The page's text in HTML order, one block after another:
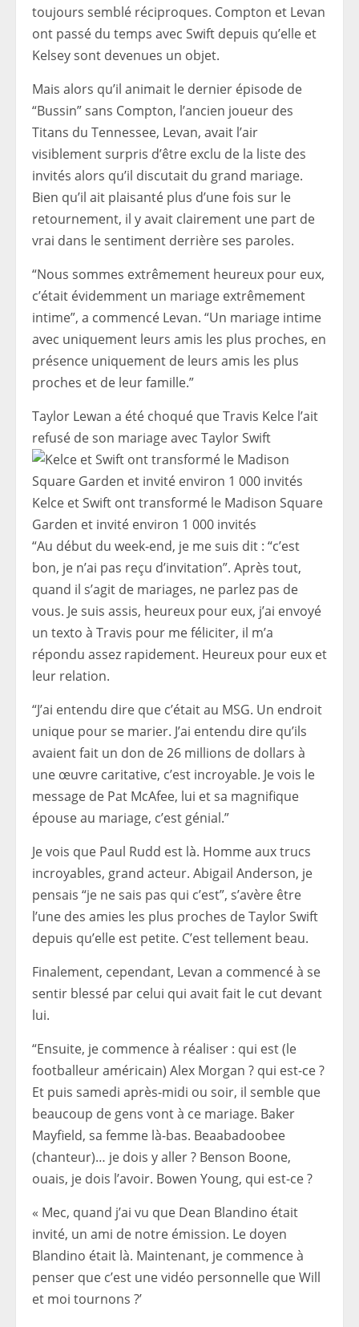
toujours semblé réciproques. Compton et Levan
ont passé du temps avec Swift depuis qu’elle et
Kelsey sont devenues un objet.
Mais alors qu’il animait le dernier épisode de
“Bussin” sans Compton, l’ancien joueur des
Titans du Tennessee, Levan, avait l’air
visiblement surpris d’être exclu de la liste des
invités alors qu’il discutait du grand mariage.
Bien qu’il ait plaisanté plus d’une fois sur le
retournement, il y avait clairement une part de
vrai dans le sentiment derrière ses paroles.
“Nous sommes extrêmement heureux pour eux,
c’était évidemment un mariage extrêmement
intime”, a commencé Levan. “Un mariage intime
avec uniquement leurs amis les plus proches, en
présence uniquement de leurs amis les plus
proches et de leur famille.”
Taylor Lewan a été choqué que Travis Kelce l’ait
refusé de son mariage avec Taylor Swift
Kelce et Swift ont transformé le Madison Square
Garden et invité environ 1 000 invités
“Au début du week-end, je me suis dit : “c’est
bon, je n’ai pas reçu d’invitation”. Après tout,
quand il s’agit de mariages, ne parlez pas de
vous. Je suis assis, heureux pour eux, j’ai envoyé
un texto à Travis pour me féliciter, il m’a
répondu assez rapidement. Heureux pour eux et
leur relation.
“J’ai entendu dire que c’était au MSG. Un endroit
unique pour se marier. J’ai entendu dire qu’ils
avaient fait un don de 26 millions de dollars à
une œuvre caritative, c’est incroyable. Je vois le
message de Pat McAfee, lui et sa magnifique
épouse au mariage, c’est génial.”
Je vois que Paul Rudd est là. Homme aux trucs
incroyables, grand acteur. Abigail Anderson, je
pensais “je ne sais pas qui c’est”, s’avère être
l’une des amies les plus proches de Taylor Swift
depuis qu’elle est petite. C’est tellement beau.
Finalement, cependant, Levan a commencé à se
sentir blessé par celui qui avait fait le cut devant
lui.
“Ensuite, je commence à réaliser : qui est (le
footballeur américain) Alex Morgan ? qui est-ce ?
Et puis samedi après-midi ou soir, il semble que
beaucoup de gens vont à ce mariage. Baker
Mayfield, sa femme là-bas. Beaabadoobee
(chanteur)… je dois y aller ? Benson Boone,
ouais, je dois l’avoir. Bowen Young, qui est-ce ?
« Mec, quand j’ai vu que Dean Blandino était
invité, un ami de notre émission. Le doyen
Blandino était là. Maintenant, je commence à
penser que c’est une vidéo personnelle que Will
et moi tournons ?’